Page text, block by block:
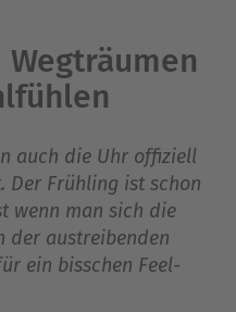
Wegträumen
auch die Uhr offiziell
Der Frühling ist schon
wenn man sich die
der austreibenden
ein bisschen Feel-